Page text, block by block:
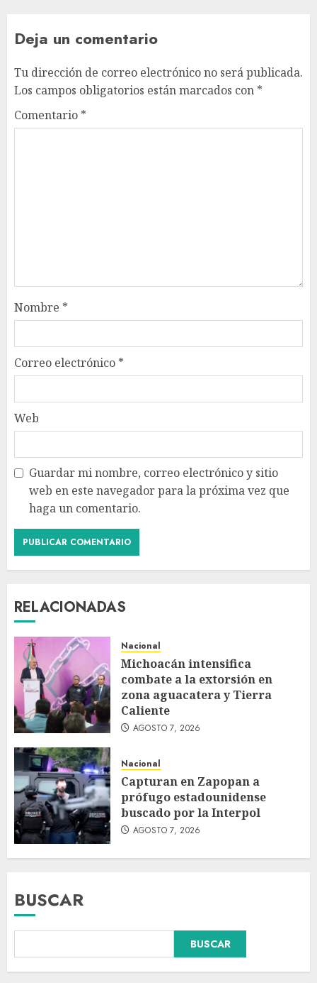
Deja un comentario
Tu dirección de correo electrónico no será publicada.
Los campos obligatorios están marcados con *
Comentario *
Nombre *
Correo electrónico *
Web
Guardar mi nombre, correo electrónico y sitio
web en este navegador para la próxima vez que
haga un comentario.
RELACIONADAS
Nacional
Michoacán intensifica
combate a la extorsión en
zona aguacatera y Tierra
Caliente
AGOSTO 7, 2026
Nacional
Capturan en Zapopan a
prófugo estadounidense
buscado por la Interpol
AGOSTO 7, 2026
BUSCAR
BUSCAR
Declaran accidental la muerte
de Brandon Clarke por